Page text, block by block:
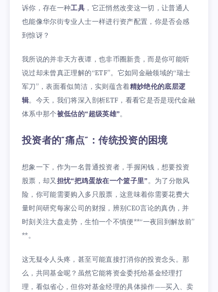
诉你，存在一种工具 ，它正悄然改变这一切，让普通人
也能像华尔街专业人士一样进行资产配置，你是否会感
到惊讶？
我所说的并非天方夜谭，也非币圈新贵，而是你可能听
说过却未曾真正理解的“ETF”。它如同金融领域的“瑞士
军刀”，表面看似简洁，实则蕴含着精妙绝伦的底层逻
辑。今天，我们将深入剖析ETF，看看它是否是现代金融
体系中那个被低估的“超级英雄”。
投资者的“痛点”：传统投资的困境
想象一下，作为一名普通投资者，手握闲钱，想要投资
股票，却又担忧“把鸡蛋放在一个篮子里”。为了分散风
险，你可能需要购入多只股票，这意味着你需要花费大
量时间研究每家公司的财报，辨别CEO言论的真伪，并
时刻关注大盘走势，生怕一个不慎便**“一夜回到解放前”
**。
这无疑令人头疼，甚至可能直接打消你的投资念头。那
么，共同基金呢？虽然它能将资金委托给基金经理打
理，看似省心，但你对基金经理的具体操作——买入、卖